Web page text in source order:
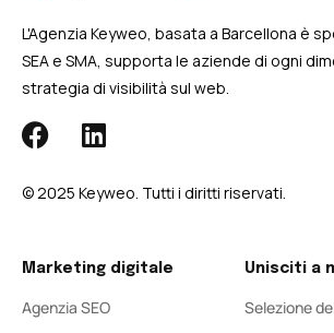
L'Agenzia Keyweo, basata a Barcellona è
SEA e SMA, supporta le aziende di ogni
strategia di visibilità sul web.
© 2025 Keyweo. Tutti i diritti riservati.
Marketing digitale
Agenzia SEO
Unisciti a
Selezione